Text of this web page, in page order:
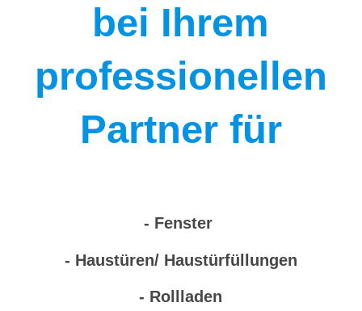
bei Ihrem
professionellen
Partner für
- Fenster
- Haustüren/ Haustürfüllungen
- Rollladen